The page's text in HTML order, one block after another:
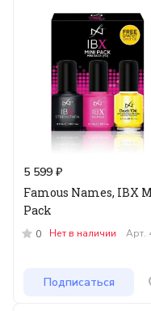
5 599 ₽
Famous Names, IBX
Pack
0 Нет в наличии Арт.
Подписаться